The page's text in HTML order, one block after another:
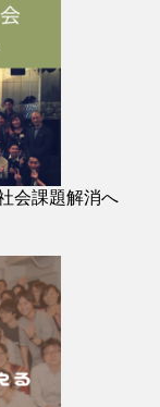
会課題解消へ